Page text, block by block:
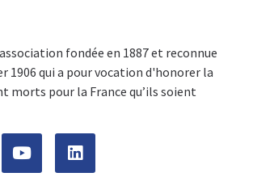
fondée en 1887 et reconnue
1906 qui a pour vocation d'honorer la
morts pour la France qu’ils soient